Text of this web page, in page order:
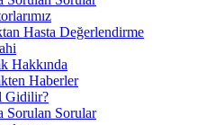
Hasta Değerlendirme
Hakkında
Haberler
Gidilir?
Sorulan Sorular